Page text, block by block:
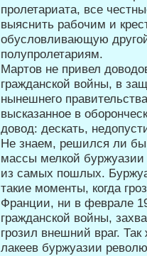
пролетариата, все
выяснить рабочим и
обусловливающую
полупролетариям.
Мартов не привел
гра­жданской войны, в
нынешнего
высказанное в
довод: дескать,
Не знаем, решился ли бы
массы мел­кой буржуазии
из самых пошлых.
такие моменты, когда
Франции, ни в феврале
гражданской войны,
грозил внешний враг.
лакеев буржуазии